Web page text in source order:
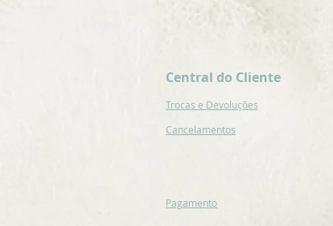
Trocas e Devoluções
Cancelamentos
Central do Cliente
Pagamento